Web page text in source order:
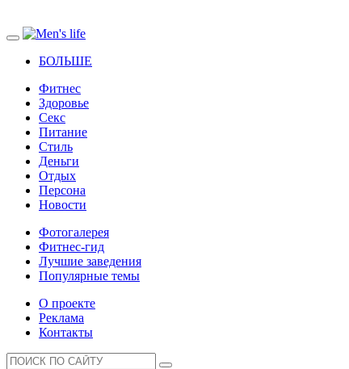
БОЛЬШЕ
Фитнес
Здоровье
Секс
Питание
Стиль
Деньги
Отдых
Персона
Новости
Фотогалерея
Фитнес-гид
Лучшие заведения
Популярные темы
О проекте
Реклама
Контакты